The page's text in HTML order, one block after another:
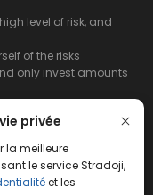
privée
la meilleure
le service Stradoji,
et les
level of risk, and
of the risks
only invest amounts
or the
contained on
company
be made of this
result therefrom.